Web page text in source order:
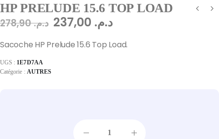
HP PRELUDE 15.6 TOP LOAD
د.م.278,90 د.م.
Sacoche HP Prelude 15.6 Top Load.
UGS : 1E7D7AA
Catégorie : AUTRES